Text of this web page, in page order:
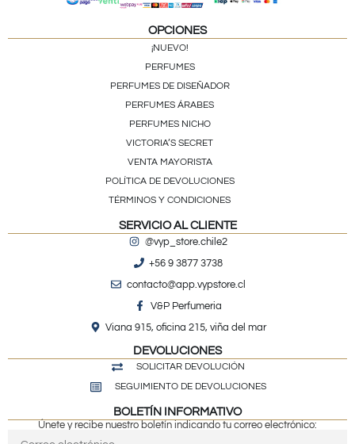
OPCIONES
¡NUEVO!
PERFUMES
PERFUMES DE DISEÑADOR
PERFUMES ÁRABES
PERFUMES NICHO
VICTORIA’S SECRET
VENTA MAYORISTA
POLÍTICA DE DEVOLUCIONES
TÉRMINOS Y CONDICIONES
SERVICIO AL CLIENTE
@vyp_store.chile2
+56 9 3877 3738
contacto@app.vypstore.cl
V&P Perfumeria
Viana 915, oficina 215, viña del mar
DEVOLUCIONES
SOLICITAR DEVOLUCIÓN
SEGUIMIENTO DE DEVOLUCIONES
BOLETÍN INFORMATIVO
Únete y recibe nuestro boletín indicando tu correo electrónico: